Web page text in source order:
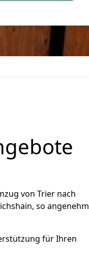
von Trier nach
so angenehm
für Ihren